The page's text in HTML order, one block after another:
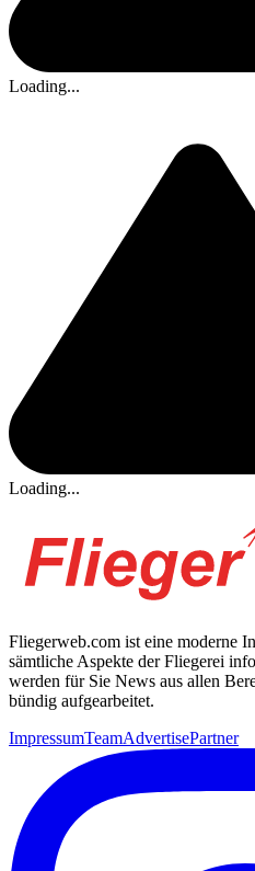
Loading...
Loading...
Fliegerweb.com ist eine moderne
sämtliche Aspekte der Fliegerei
werden für Sie News aus allen
bündig aufgearbeitet.
ImpressumTeamAdvertisePartner